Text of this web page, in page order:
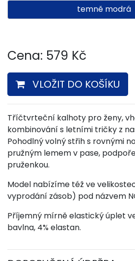
temně modrá
Cena: 579 Kč
VLOŽIT DO KOŠÍKU
Tříčtvrteční kalhoty pro ženy,
kombinování s letními tričky z
Pohodlný volný střih s rovnými
pružným lemem v pase,
pruženkou.
Model nabízíme též ve
vyprodání zásob) pod názvem
Příjemný mírně elastický úplet
bavlna, 4% elastan.